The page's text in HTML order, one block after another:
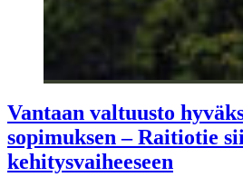
Vantaan valtuusto
sopimuksen – Raitiotie
kehitysvaiheeseen